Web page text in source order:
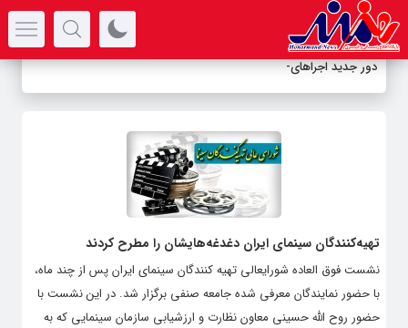
دور جدید اجراهای ن-
تهیه‌کنندگان سینمای ایران دغدغه‌هایشان را مطرح کردند
نشست فوق العاده شورایعالی تهیه کنندگان سینمای ایران پس از چند ماه،
با حضور نمایندگان معرفی شده جامعه صنفی برگزار شد. در این نشست با
حضور روح الله حسینی معاون نظارت و ارزشیابی سازمان سینمایی که به